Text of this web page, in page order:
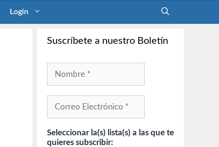
Login
Suscríbete a nuestro Boletín
Seleccionar la(s) lista(s) a las que te
quieres subscribir: